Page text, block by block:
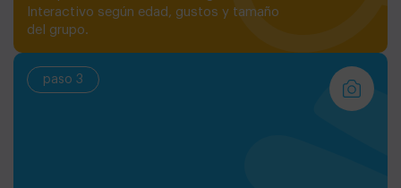
Interactivo según edad, gustos y tamaño
del grupo.
paso 3